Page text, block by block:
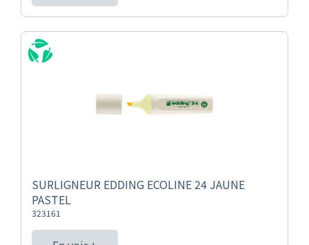
SURLIGNEUR EDDING ECOLINE 24 JAUNE
PASTEL
323161